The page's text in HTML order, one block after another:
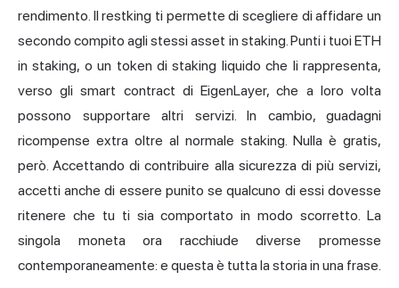
rendimento. Il restking ti permette di scegliere di affidare un
secondo compito agli stessi asset in staking. Punti i tuoi ETH
in staking, o un token distaking liquido che li rappresenta,
verso gli smart contract di EigenLayer, che a loro volta
possono supportare altri servizi. In cambio, guadagni
ricompense extra oltre al normale staking. Nulla è gratis,
però. Accettando di contribuire alla sicurezza di più servizi,
accetti anche di essere punito se qualcuno di essi dovesse
ritenere che tu ti sia comportato in modo scorretto. La
singola moneta ora racchiude diverse promesse
contemporaneamente: e questa è tutta la storia in una frase.